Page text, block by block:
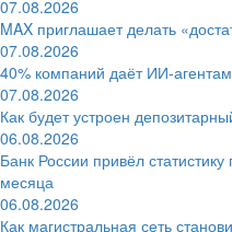
07.08.2026
MAX приглашает делать
07.08.2026
40% компаний даёт
07.08.2026
Как будет устроен
06.08.2026
Банк России привёл
месяца
06.08.2026
Как магистральная сеть